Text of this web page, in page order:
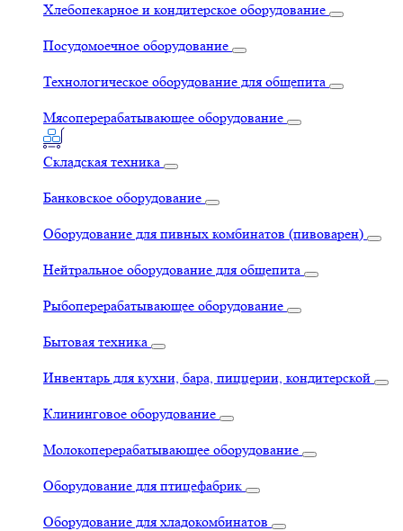
Хлебопекарное и кондитерское оборудование
Посудомоечное оборудование
Технологическое оборудование для общепита
Мясоперерабатывающее оборудование
Складская техника
Банковское оборудование
Оборудование для пивных комбинатов (пивоварен)
Нейтральное оборудование для общепита
Рыбоперерабатывающее оборудование
Бытовая техника
Инвентарь для кухни, бара, пиццерии, кондитерской
Клининговое оборудование
Молокоперерабатывающее оборудование
Оборудование для птицефабрик
Оборудование для хладокомбинатов